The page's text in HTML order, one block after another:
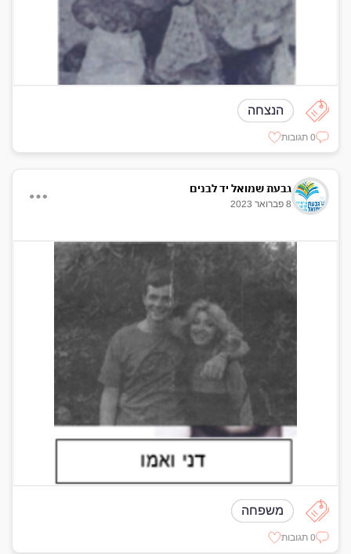
הנצחה
0 תגובות
גבעת שמואל יד לבנים
8 פברואר 2023
משפחה
0 תגובות